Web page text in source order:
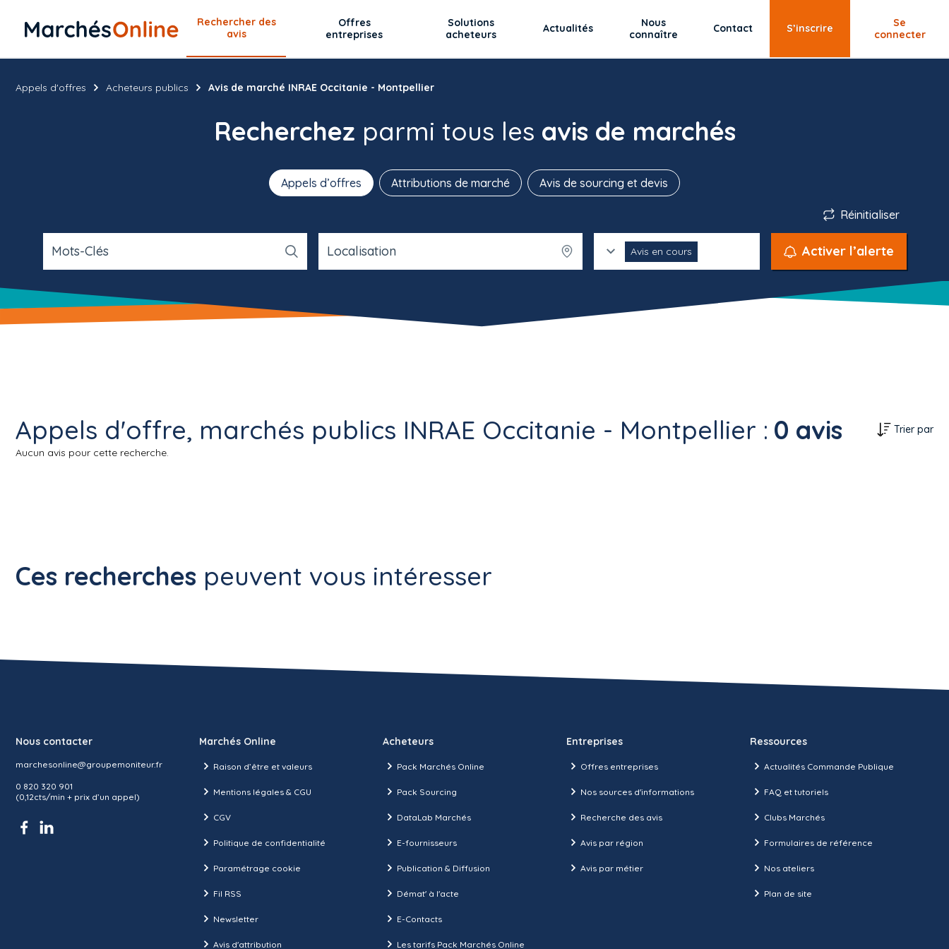
Rechercher des
avis
Offres
entreprises
Solutions
acheteurs
Actualités
Nous
connaître
Contact S’inscrire
Se
connecter
Recherchez parmi tous les avis de marchés
Appels d’offres Attributions de marché Avis de sourcing et devis
Réinitialiser
Mots-Clés Localisation Avis en cours Activer l’alerte
Appels d'offres Acheteurs publics Avis de marché INRAE Occitanie - Montpellier
Appels d'offre, marchés publics INRAE Occitanie - Montpellier : 0 avis
Trier par
Aucun avis pour cette recherche.
Ces recherches peuvent vous intéresser
Nous contacter
marchesonline@groupemoniteur.fr
0 820 320 901
(0,12cts/min + prix d’un appel)
Marchés Online
Raison d’être et valeurs
Mentions légales & CGU
CGV
Politique de confidentialité
Paramétrage cookie
Fil RSS
Newsletter
Avis d'attribution
Acheteurs
Pack Marchés Online
Pack Sourcing
DataLab Marchés
E-fournisseurs
Publication & Diffusion
Démat' à l'acte
E-Contacts
Les tarifs Pack Marchés Online
Entreprises
Offres entreprises
Nos sources d'informations
Recherche des avis
Avis par région
Avis par métier
Ressources
Actualités Commande Publique
FAQ et tutoriels
Clubs Marchés
Formulaires de référence
Nos ateliers
Plan de site